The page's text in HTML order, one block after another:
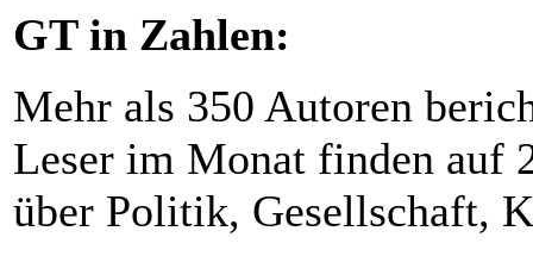
GT in Zahlen:
Mehr als 350 Autoren
Leser im Monat finden auf
über Politik, Gesellschaft,